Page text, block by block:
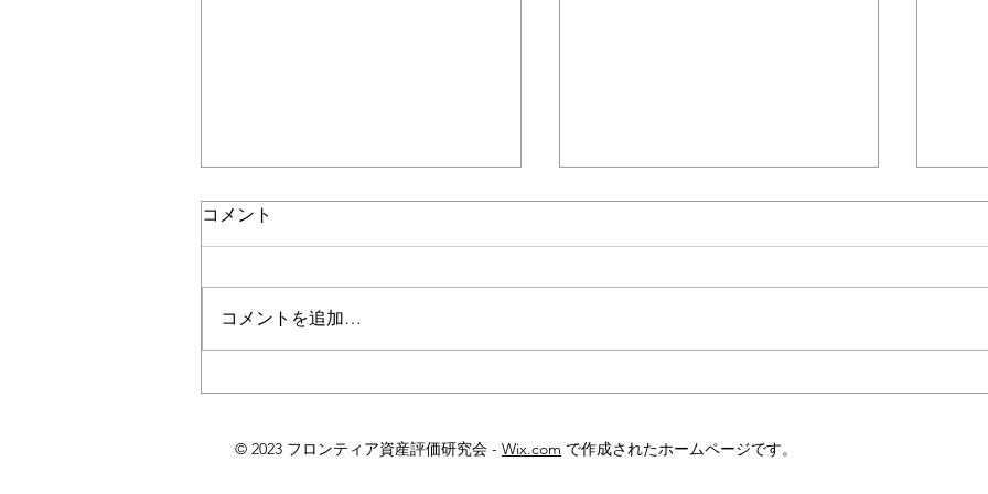
コメント
コメントを追加…
© 2023 フロンティア資産評価研究会 - Wix.com で作成されたホームページです。